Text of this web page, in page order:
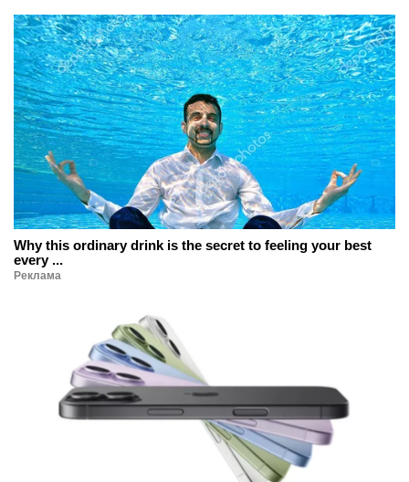
Why this ordinary drink is the secret to feeling your best
every ...
Реклама